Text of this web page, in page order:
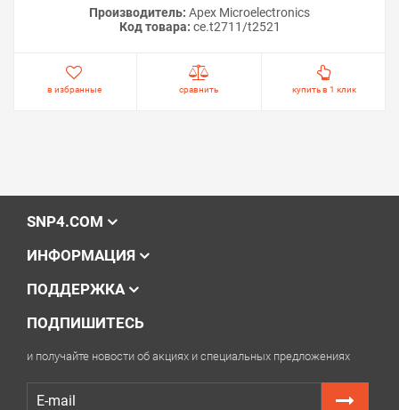
Производитель: Apex Microelectronics
Код товара: ce.t2711/t2521
в избранные сравнить купить в 1 клик
SNP4.COM
ИНФОРМАЦИЯ
ПОДДЕРЖКА
ПОДПИШИТЕСЬ
и получайте новости об акциях и специальных предложениях